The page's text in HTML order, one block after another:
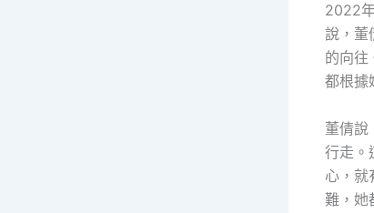
2022
說，董
的向往
都根據
董倩說
行走。
心，就
難，她